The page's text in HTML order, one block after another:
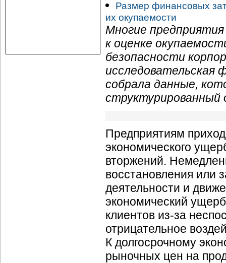
Размер финансовых
их окупаемости
Многие
к оценке
безопасности
исследовательская
собрала данные,
структурированный
Предприятиям
экономического
вторжений.
восстановления или
деятельности и
экономический
клиентов из-за
отрицательное
К долгосрочному
рыночных цен на